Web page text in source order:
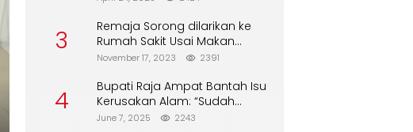
3
Remaja Sorong dilarikan ke
Rumah Sakit Usai Makan
Biskuit dari Alfamart
November 17, 2023 2391
4
Bupati Raja Ampat Bantah Isu
Kerusakan Alam: “Sudah
Direboisasi dan Tidak Merusak
June 7, 2025 2243